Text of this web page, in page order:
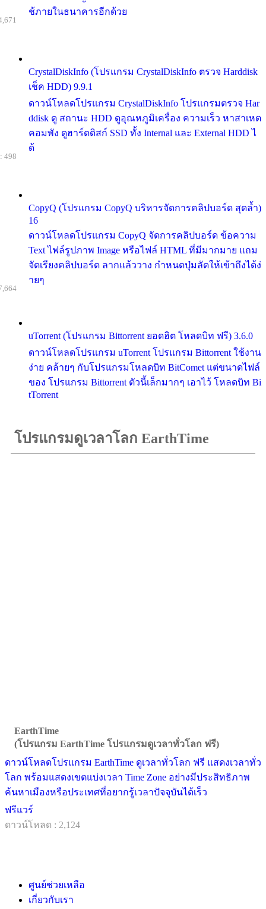
ช้ภายในธนาคารอีกด้วย
CrystalDiskInfo (โปรแกรม CrystalDiskInfo ตรวจ Harddisk
เช็ค HDD) 9.9.1
ดาวน์โหลดโปรแกรม CrystalDiskInfo โปรแกรมตรวจ Har
ddisk ดู สถานะ HDD ดูอุณหภูมิเครื่อง ความเร็ว หาสาเหต
คอมพัง ดูฮาร์ดดิสก์ SSD ทั้ง Internal และ External HDD ไ
ด้
CopyQ (โปรแกรม CopyQ บริหารจัดการคลิปบอร์ด สุดล้ำ)
16
ดาวน์โหลดโปรแกรม CopyQ จัดการคลิปบอร์ด ข้อความ
Text ไฟล์รูปภาพ Image หรือไฟล์ HTML ที่มีมากมาย แถม
จัดเรียงคลิปบอร์ด ลากแล้ววาง กำหนดปุ่มลัดให้เข้าถึงได้ง่
ายๆ
498
uTorrent (โปรแกรม Bittorrent ยอดฮิต โหลดบิท ฟรี) 3.6.0
ดาวน์โหลดโปรแกรม uTorrent โปรแกรม Bittorrent ใช้งาน
ง่าย คล้ายๆ กับโปรแกรมโหลดบิท BitComet แต่ขนาดไฟล์
ของ โปรแกรม Bittorrent ตัวนี้เล็กมากๆ เอาไว้ โหลดบิท Bi
tTorrent
โปรแกรมดูเวลาโลก EarthTime
EarthTime
(โปรแกรม EarthTime โปรแกรมดูเวลาทั่วโลก ฟรี)
ดาวน์โหลดโปรแกรม EarthTime ดูเวลาทั่วโลก ฟรี แสดงเวลาทั่ว
โลก พร้อมแสดงเขตแบ่งเวลา Time Zone อย่างมีประสิทธิภาพ
ค้นหาเมืองหรือประเทศที่อยากรู้เวลาปัจจุบันได้เร็ว
ฟรีแวร์
ดาวน์โหลด : 2,124
ศูนย์ช่วยเหลือ
เกี่ยวกับเรา